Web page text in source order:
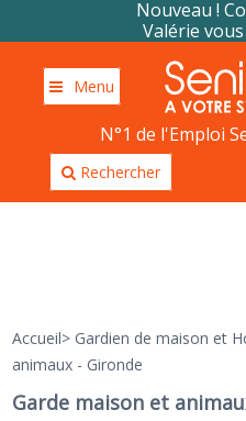
Nouveau !
Valérie
Menu
N°1 de l'Emploi
Rechercher
Accueil> Gardien de maison et
animaux - Gironde
Garde maison et